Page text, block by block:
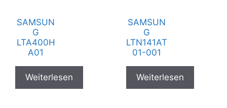
SAMSUN
G
LTA400H
A01
Weiterlesen
SAMSUN
G
LTN141AT
01-001
Weiterlesen